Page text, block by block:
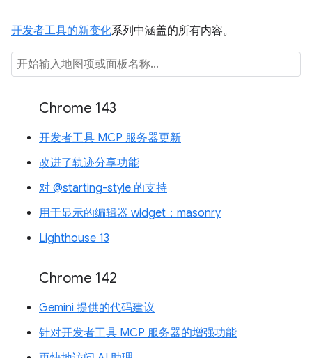
开发者工具的新变化系列中涵盖的所有内容。
Chrome 143
开发者工具 MCP 服务器更新
改进了轨迹分享功能
对 @starting-style 的支持
用于显示的编辑器 widget：masonry
Lighthouse 13
Chrome 142
Gemini 提供的代码建议
针对开发者工具 MCP 服务器的增强功能